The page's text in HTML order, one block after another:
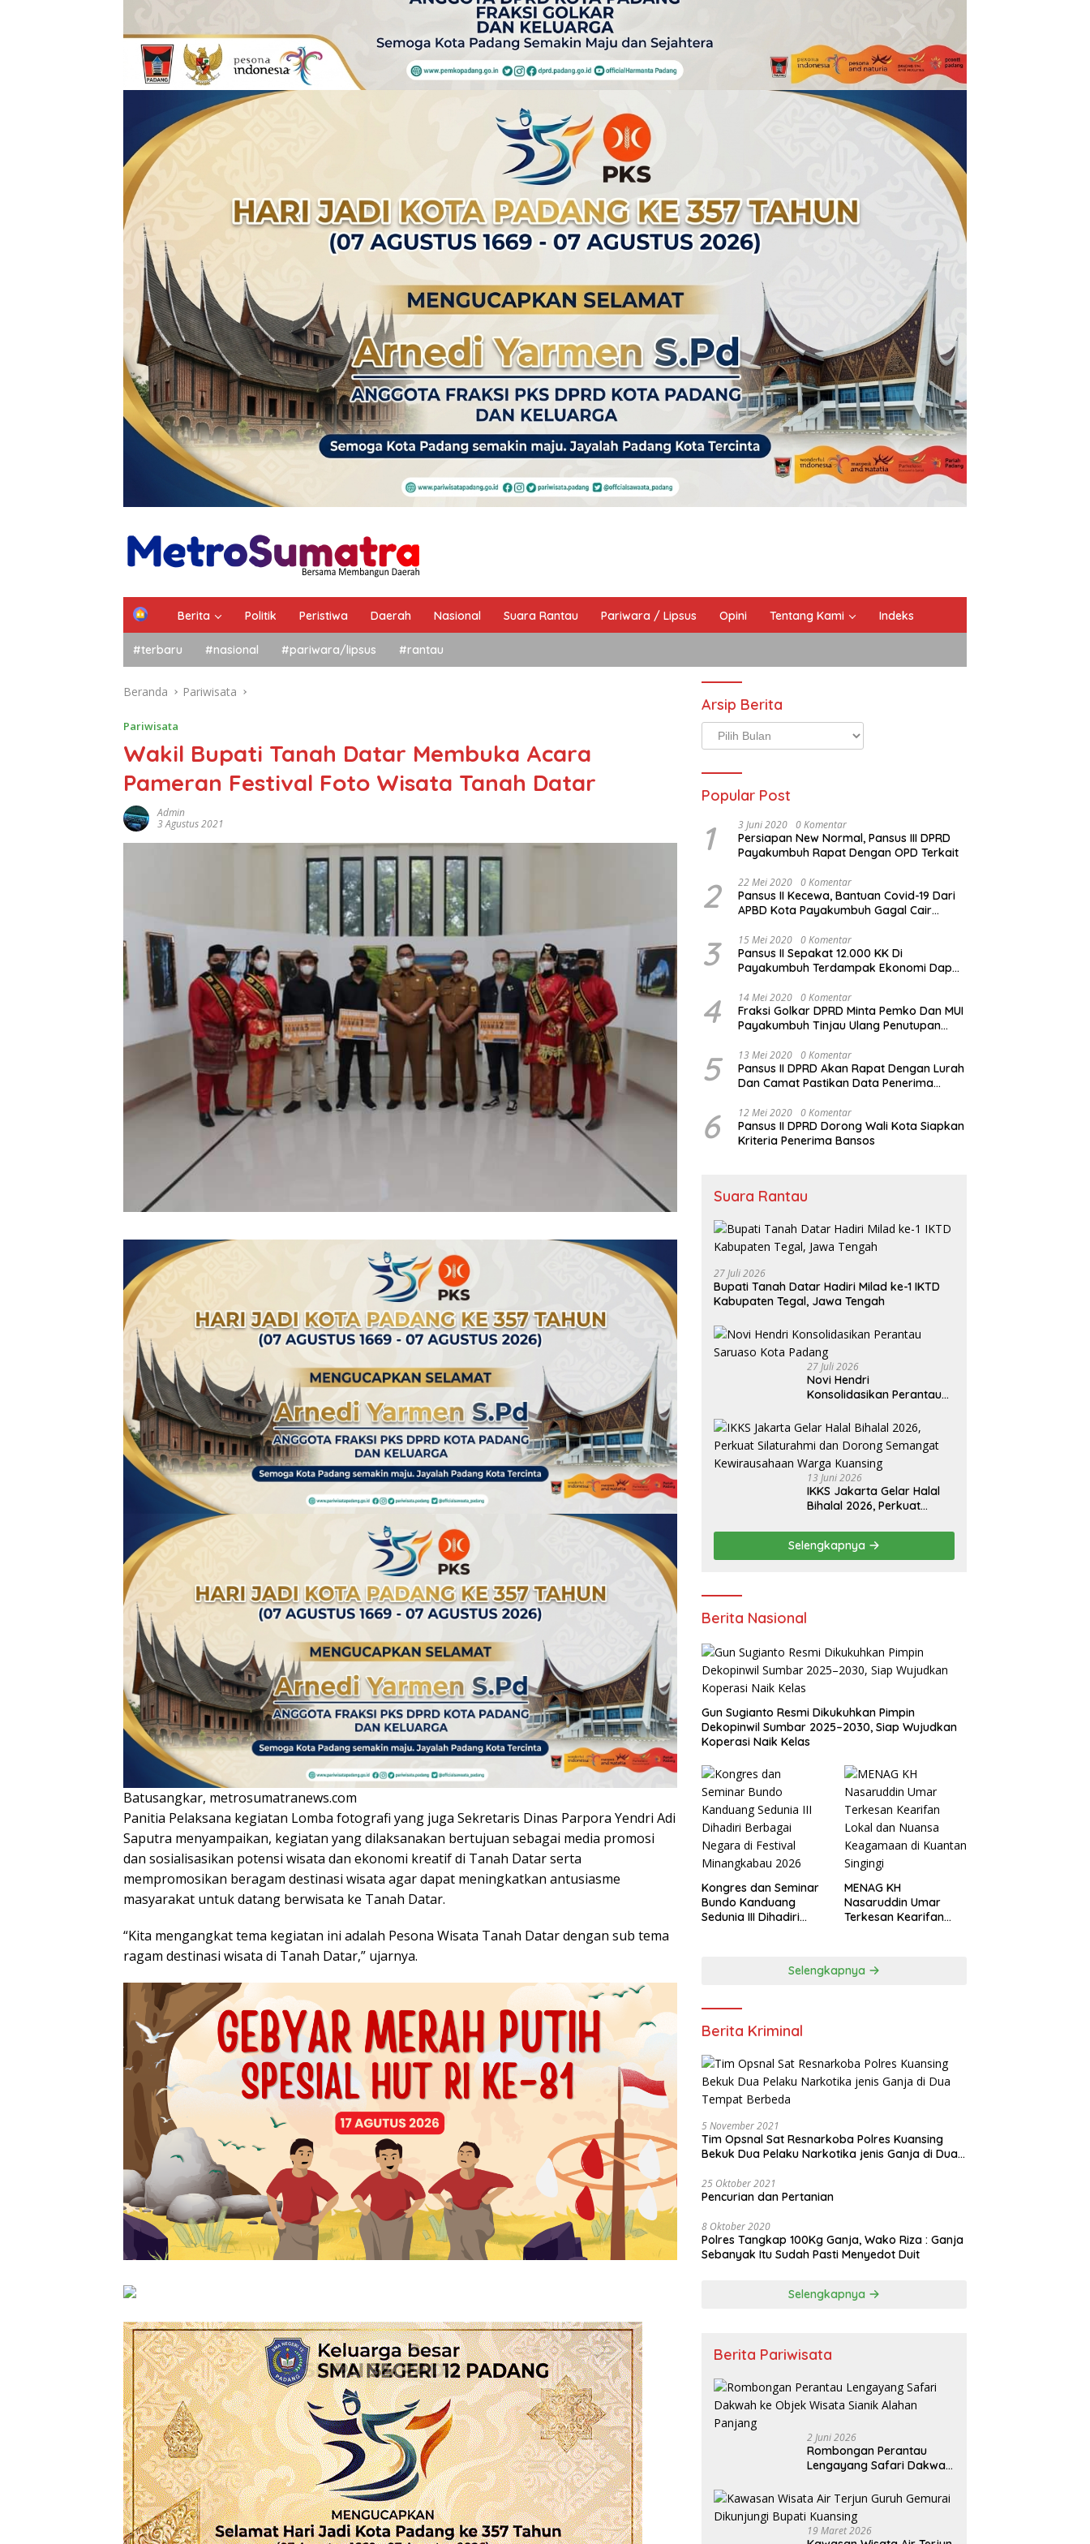
Berita Politik Peristiwa Daerah Nasional Suara Rantau Pariwara / Lipsus Opini Tentang Kami Indeks
#terbaru #nasional #pariwara/lipsus #rantau
Beranda Pariwisata
Pariwisata
Wakil Bupati Tanah Datar Membuka Acara
Pameran Festival Foto Wisata Tanah Datar
Admin
3 Agustus 2021
Batusangkar, metrosumatranews.com
Panitia Pelaksana kegiatan Lomba fotografi yang juga Sekretaris Dinas Parpora Yendri Adi
Saputra menyampaikan, kegiatan yang dilaksanakan bertujuan sebagai media promosi
dan sosialisasikan potensi wisata dan ekonomi kreatif di Tanah Datar serta
mempromosikan beragam destinasi wisata agar dapat meningkatkan antusiasme
masyarakat untuk datang berwisata ke Tanah Datar.
“Kita mengangkat tema kegiatan ini adalah Pesona Wisata Tanah Datar dengan sub tema
ragam destinasi wisata di Tanah Datar,” ujarnya.
Arsip Berita
Arsip
Berita
Popular Post
1 3 Juni 2020 0 Komentar
Persiapan New Normal, Pansus III DPRD
Payakumbuh Rapat Dengan OPD Terkait
2 22 Mei 2020 0 Komentar
Pansus II Kecewa, Bantuan Covid-19 Dari
APBD Kota Payakumbuh Gagal Cair
3 15 Mei 2020 0 Komentar
Pansus II Sepakat 12.000 KK Di
Payakumbuh Terdampak Ekonomi Dapat
4 14 Mei 2020 0 Komentar
Fraksi Golkar DPRD Minta Pemko Dan MUI
Payakumbuh Tinjau Ulang Penutupan
5 13 Mei 2020 0 Komentar
Pansus II DPRD Akan Rapat Dengan Lurah
Dan Camat Pastikan Data Penerima
6 12 Mei 2020 0 Komentar
Pansus II DPRD Dorong Wali Kota Siapkan
Kriteria Penerima Bansos
Suara Rantau
27 Juli 2026
Bupati Tanah Datar Hadiri Milad ke-1 IKTD
Kabupaten Tegal, Jawa Tengah
27 Juli 2026
Novi Hendri
Konsolidasikan Perantau
13 Juni 2026
IKKS Jakarta Gelar Halal
Bihalal 2026, Perkuat
Semangat Kewirausahaan
Warga Kuansing
Selengkapnya
Berita Nasional
Gun Sugianto Resmi Dikukuhkan Pimpin
Dekopinwil Sumbar 2025–2030, Siap Wujudkan
Koperasi Naik Kelas
Kongres dan Seminar
Bundo Kanduang
Sedunia III Dihadiri
MENAG KH
Nasaruddin Umar
Terkesan Kearifan
Selengkapnya
Berita Kriminal
5 November 2021
Tim Opsnal Sat Resnarkoba Polres Kuansing
Bekuk Dua Pelaku Narkotika jenis Ganja di Dua
25 Oktober 2021
Pencurian dan Pertanian
8 Oktober 2020
Polres Tangkap 100Kg Ganja, Wako Riza : Ganja
Sebanyak Itu Sudah Pasti Menyedot Duit
Selengkapnya
Berita Pariwisata
2 Juni 2026
Rombongan Perantau
Lengayang Safari Dakwah
Alahan Panjang
19 Maret 2026